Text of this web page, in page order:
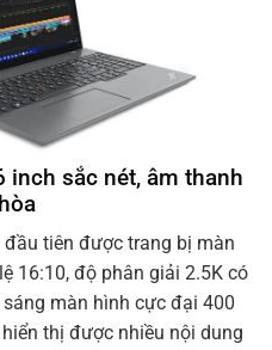
inch sắc nét, âm thanh
tiên được trang bị màn
16:10, độ phân giải 2.5K có
màn hình cực đại 400
thị được nhiều nội dung